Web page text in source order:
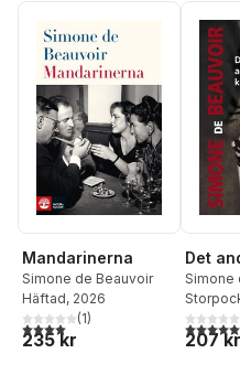
Mandarinerna
Simone de Beauvoir
Häftad, 2026
4,0utav 5 stjärnor. Totalt antal
(1)
235 kr
Det
Simone
5,0utav
207 kr